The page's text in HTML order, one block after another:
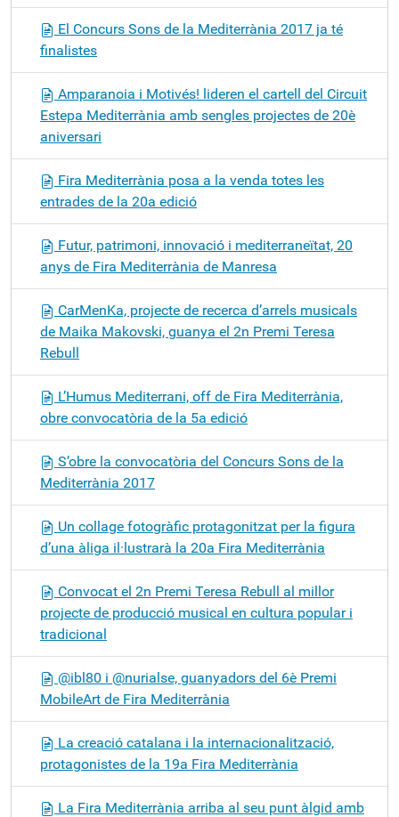
El Concurs Sons de la Mediterrània 2017 ja té
finalistes
Amparanoia i Motivés! lideren el cartell del Circuit
Estepa Mediterrània amb sengles projectes de 20è
aniversari
Fira Mediterrània posa a la venda totes les
entrades de la 20a edició
Futur, patrimoni, innovació i mediterraneïtat, 20
anys de Fira Mediterrània de Manresa
CarMenKa, projecte de recerca d’arrels musicals
de Maika Makovski, guanya el 2n Premi Teresa
Rebull
L’Humus Mediterrani, off de Fira Mediterrània,
obre convocatòria de la 5a edició
S’obre la convocatòria del Concurs Sons de la
Mediterrània 2017
Un collage fotogràfic protagonitzat per la figura
d’una àliga il·lustrarà la 20a Fira Mediterrània
Convocat el 2n Premi Teresa Rebull al millor
projecte de producció musical en cultura popular i
tradicional
@ibl80 i @nurialse, guanyadors del 6è Premi
MobileArt de Fira Mediterrània
La creació catalana i la internacionalització,
protagonistes de la 19a Fira Mediterrània
La Fira Mediterrània arriba al seu punt àlgid amb